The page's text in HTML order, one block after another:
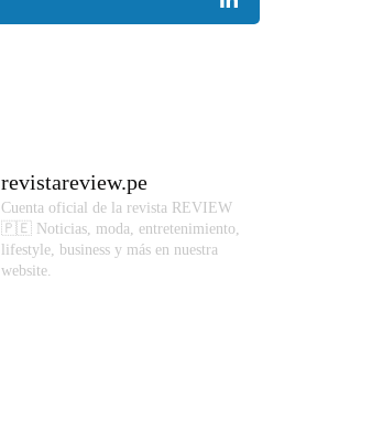
revistareview.pe
Cuenta oficial de la revista REVIEW
🇵🇪 Noticias, moda, entretenimiento,
lifestyle, business y más en nuestra
website.